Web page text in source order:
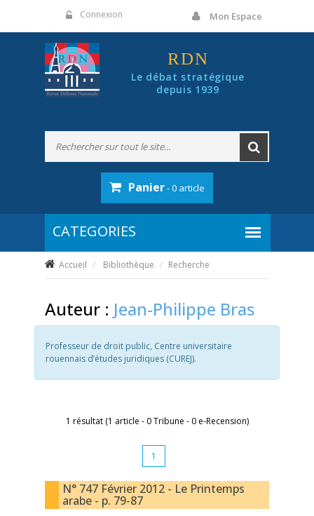
Connexion Mon Espace
RDN
Le débat stratégique
depuis 1939
Panier- 0 article
Accueil Bibliothèque Recherche
Auteur : Jean-Philippe Bras
Professeur de droit public, Centre universitaire
rouennais d’études juridiques (CUREJ).
1 résultat (1 article - 0 Tribune - 0 e-Recension)
1
N° 747 Février 2012 - Le Printemps
arabe - p. 79-87